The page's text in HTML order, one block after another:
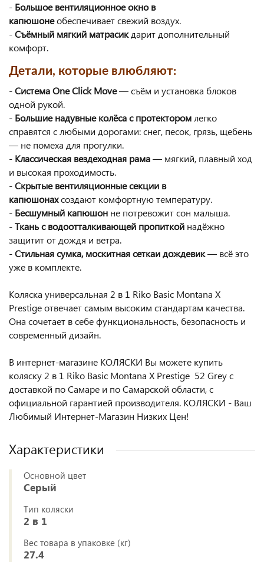
- Большое вентиляционное окно в
капюшонеобеспечивает свежий воздух.
-Съёмный мягкий матрасикдарит дополнительный
комфорт.
Детали, которые влюбляют:
-Система One Click Move— съём и установка блоков
одной рукой.
- Большие надувные колёса с протектором легко
справятся с любыми дорогами: снег, песок, грязь, щебень
— не помеха для прогулки.
- Классическая вездеходная рама— мягкий, плавный ход
и высокая проходимость.
-Скрытые вентиляционные секции в
капюшонахсоздают комфортную температуру.
- Бесшумный капюшон не потревожит сон малыша.
-Ткань с водоотталкивающей пропиткой надёжно
защитит от дождя и ветра.
-Стильная сумка, москитная сеткаи дождевик— всё это
уже в комплекте.
Коляска универсальная 2 в 1 Riko Basic Montana X
Prestige отвечает самым высоким стандартам качества.
Она сочетает в себе функциональность, безопасность и
современный дизайн.
В интернет-магазине КОЛЯСКИ Вы можете купить
коляску 2 в 1 Riko Basic Montana X Prestige 52 Grey с
доставкой по Самаре и по Самарской области, с
официальной гарантией производителя. КОЛЯСКИ - Ваш
Любимый Интернет-Магазин Низких Цен!
Характеристики
Основной цвет
Серый
Тип коляски
2 в 1
Вес товара в упаковке (кг)
27.4